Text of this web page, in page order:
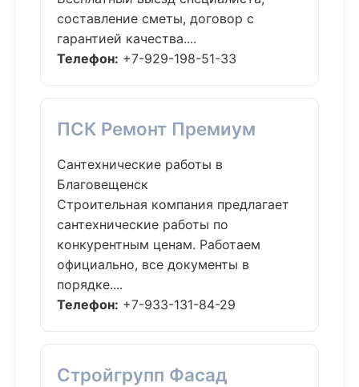
составление сметы, договор с
гарантией качества....
Телефон: +7-929-198-51-33
ПСК Ремонт Премиум
Сантехнические работы в
Благовещенск
Строительная компания предлагает
сантехнические работы по
конкурентным ценам. Работаем
официально, все документы в
порядке....
Телефон: +7-933-131-84-29
Стройгрупп Фасад